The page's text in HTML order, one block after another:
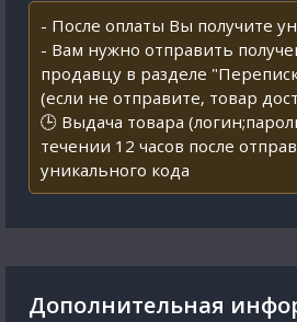
- После оплаты Вы получите
- Вам нужно отправить
продавцу в разделе
(если не отправите, товар
🕒 Выдача товара
течении 12 часов после
уникального кода
Дополнительная